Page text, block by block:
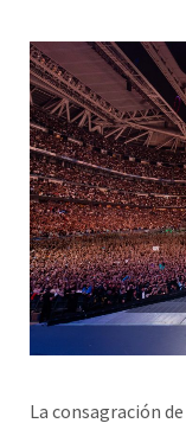
La consagración de